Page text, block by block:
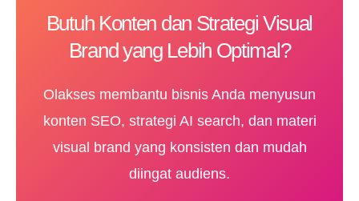
Butuh Konten dan Strategi Visual
Brand yang Lebih Optimal?
Olakses membantu bisnis Anda menyusun
konten SEO, strategi AI search, dan materi
visual brand yang konsisten dan mudah
diingat audiens.